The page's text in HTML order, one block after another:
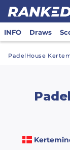
INFO Draws
PadelHouse